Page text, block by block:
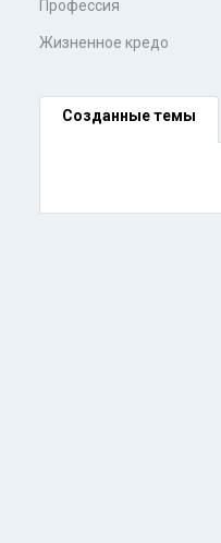
Профессия
Жизненное кредо
Созданные темы